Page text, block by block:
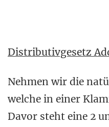
Distributivgesetz
Nehmen wir die
welche in einer
Davor steht eine 2